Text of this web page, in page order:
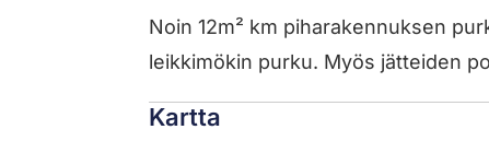
Noin 12m² km piharakennuksen
leikkimökin purku. Myös jätteiden
Kartta